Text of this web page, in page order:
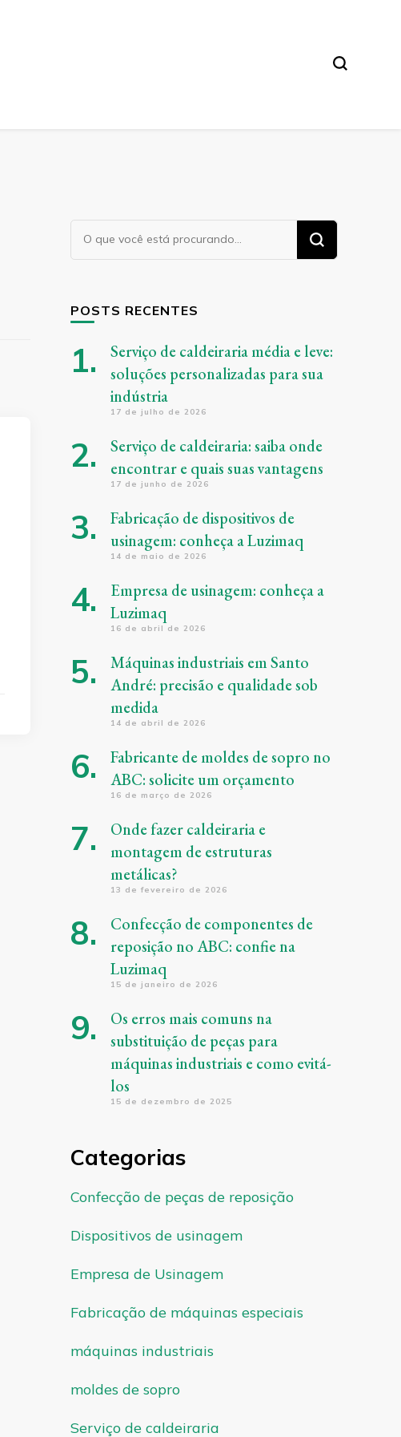
Procurando
algo?
POSTS RECENTES
Serviço de caldeiraria média e leve:
soluções personalizadas para sua
indústria
17 de julho de 2026
Serviço de caldeiraria: saiba onde
encontrar e quais suas vantagens
17 de junho de 2026
Fabricação de dispositivos de
usinagem: conheça a Luzimaq
14 de maio de 2026
Empresa de usinagem: conheça a
Luzimaq
16 de abril de 2026
Máquinas industriais em Santo
André: precisão e qualidade sob
medida
14 de abril de 2026
Fabricante de moldes de sopro no
ABC: solicite um orçamento
16 de março de 2026
Onde fazer caldeiraria e
montagem de estruturas
metálicas?
13 de fevereiro de 2026
Confecção de componentes de
reposição no ABC: confie na
Luzimaq
15 de janeiro de 2026
Os erros mais comuns na
substituição de peças para
máquinas industriais e como evitá-
los
15 de dezembro de 2025
Categorias
Confecção de peças de reposição
Dispositivos de usinagem
Empresa de Usinagem
Fabricação de máquinas especiais
máquinas industriais
moldes de sopro
Serviço de caldeiraria